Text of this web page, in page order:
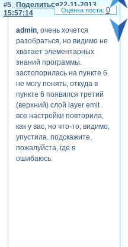
Поделиться
5
22-11-2013
15:57:14
admin, очень хочется
разобраться, но видимо не
хватает элементарных
знаний программы.
застопорилась на пункте 6.
не могу понять, откуда в
пункте 6 появился третий
(верхний) слой layer emit .
все настройки повторила,
как у вас, но что-то, видимо,
упустила. подскажите,
пожалуйста, где я
ошибаюсь.
0